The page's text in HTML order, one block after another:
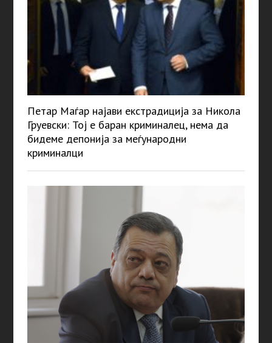
Петар Маѓар најави екстрадиција за Никола
Груевски: Тој е баран криминалец, нема да
бидеме депонија за меѓународни
криминалци